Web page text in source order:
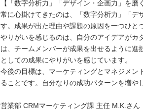
【「数字分析力」「デザイン・企画力」を磨
常に心掛けてきたのは、「数字分析力」「
す。成果が出た理由や課題の原因を一つひ
やりがいを感じるのは、自分のアイデアが
は、チームメンバーが成果を出せるように
としての成果にやりがいを感じています。
今後の目標は、マーケティングとマネジメ
ることです。自分なりの成功パターンを増
営業部 CRMマーケティング課 主任 M.K.さん